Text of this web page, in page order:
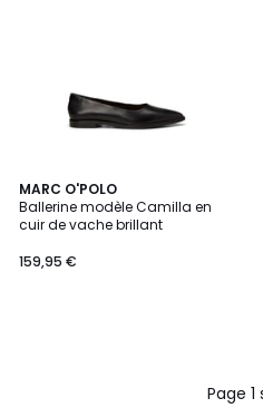
MARC O'POLO
Ballerine modèle Camilla en
cuir de vache brillant
159,95 €
Page 1